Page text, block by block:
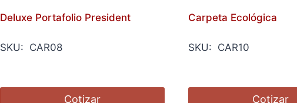
Deluxe Portafolio President
SKU: CAR08
Cotizar
Carpeta Ecológica
SKU: CAR10
Cotizar